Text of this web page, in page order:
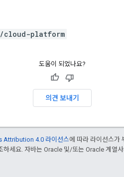
cloud-platform
도움이 되었나요?
의견 보내기
Attribution 4.0 라이선스에 따라 라이선스가
하세요. 자바는 Oracle 및/또는 Oracle 계열